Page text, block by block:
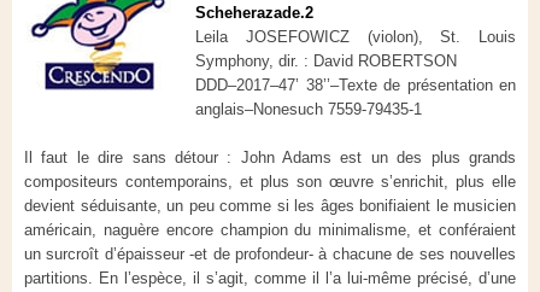
Scheherazade.2
Leila JOSEFOWICZ (violon), St. Louis
Symphony, dir. : David ROBERTSON
DDD–2017–47’ 38’’–Texte de présentation en
anglais–Nonesuch 7559-79435-1
Il faut le dire sans détour : John Adams est un des plus grands
compositeurs contemporains, et plus son œuvre s’enrichit, plus elle
devient séduisante, un peu comme si les âges bonifiaient le musicien
américain, naguère encore champion du minimalisme, et conféraient
un surcroît d’épaisseur -et de profondeur- à chacune de ses nouvelles
partitions. En l’espèce, il s’agit, comme il l’a lui-même précisé, d’une